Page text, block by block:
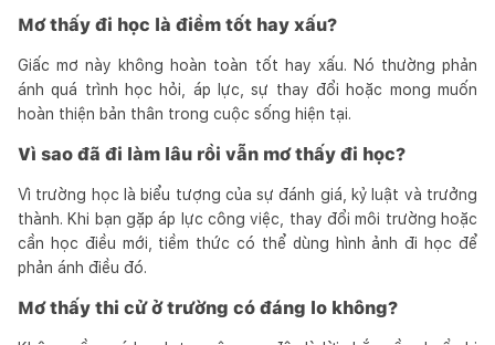
Mơ thấy đi học là điềm tốt hay xấu?
Giấc mơ này không hoàn toàn tốt hay xấu. Nó thường phản
ánh quá trình học hỏi, áp lực, sự thay đổi hoặc mong muốn
hoàn thiện bản thân trong cuộc sống hiện tại.
Vì sao đã đi làm lâu rồi vẫn mơ thấy đi học?
Vì trường học là biểu tượng của sự đánh giá, kỷ luật và trưởng
thành. Khi bạn gặp áp lực công việc, thay đổi môi trường hoặc
cần học điều mới, tiềm thức có thể dùng hình ảnh đi học để
phản ánh điều đó.
Mơ thấy thi cử ở trường có đáng lo không?